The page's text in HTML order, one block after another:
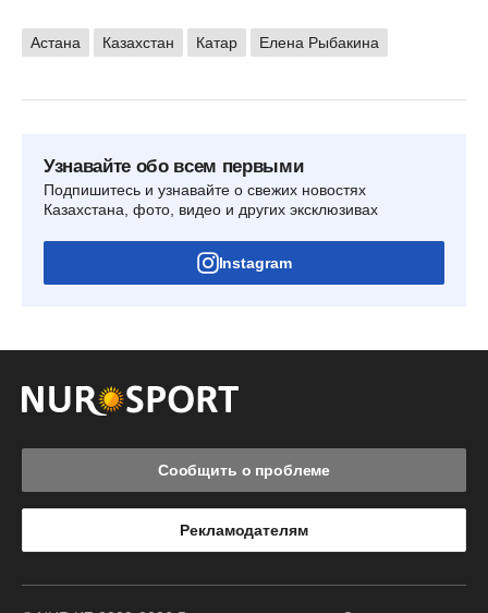
Астана Казахстан Катар Елена Рыбакина
Узнавайте обо всем первыми
Подпишитесь и узнавайте о свежих новостях
Казахстана, фото, видео и других эксклюзивах
Instagram
Сообщить о проблеме
Рекламодателям